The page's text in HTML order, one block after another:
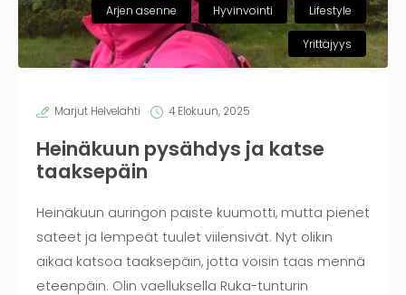
Arjen asenne Hyvinvointi Lifestyle
Yrittäjyys
Marjut Helvelahti 4 Elokuun, 2025
Heinäkuun pysähdys ja katse
taaksepäin
Heinäkuun auringon paiste kuumotti, mutta pienet
sateet ja lempeät tuulet viilensivät. Nyt olikin
aikaa katsoa taaksepäin, jotta voisin taas mennä
eteenpäin. Olin vaelluksella Ruka-tunturin